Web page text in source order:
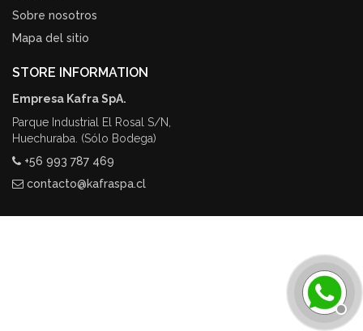
Sobre nosotros
Mapa del sitio
STORE INFORMATION
Empresa Kafra SpA.
Parque Industrial El Rosal S/N,
Huechuraba. (Sólo Bodega)
+56 993 787 469
contacto@kafraspa.cl